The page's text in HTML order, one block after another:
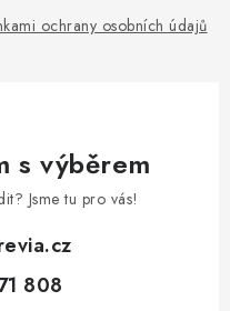
ochrany osobních údajů
s výběrem
Jsme tu pro vás!
808